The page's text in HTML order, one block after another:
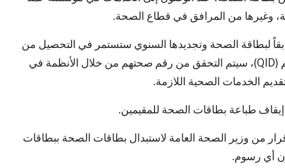
وغيرها من المرافق في قطاع الصحة.
لبطاقة الصحة وتجديدها السنوي ستستمر في التحصيل من
المقيمين. عندما يقدم المقيمون بطاقتهم (QID)، سيتم التحقق من رقم صحتهم من خلال الأنظمة في
الخدمات الصحية اللازمة.
عن قرار من وزير الصحة العامة لاستبدال بطاقات الصحة ببطاقات
أي رسوم.